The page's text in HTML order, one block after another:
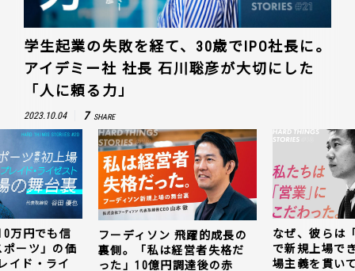
学生起業の失敗を経て、30歳でIPO社長に。
アイデミー社 社長 石川聡彦が大切にした
「人に頼る力」
2023.10.04 7 SHARE
万円でも信
ーツ」の価
イド・ライ
フーディソン 飛躍的成長の
裏側。「私は経営者失格だ
った」10億円調達後の赤
なぜ、彼らは
で新規上場で
場主義を貫い